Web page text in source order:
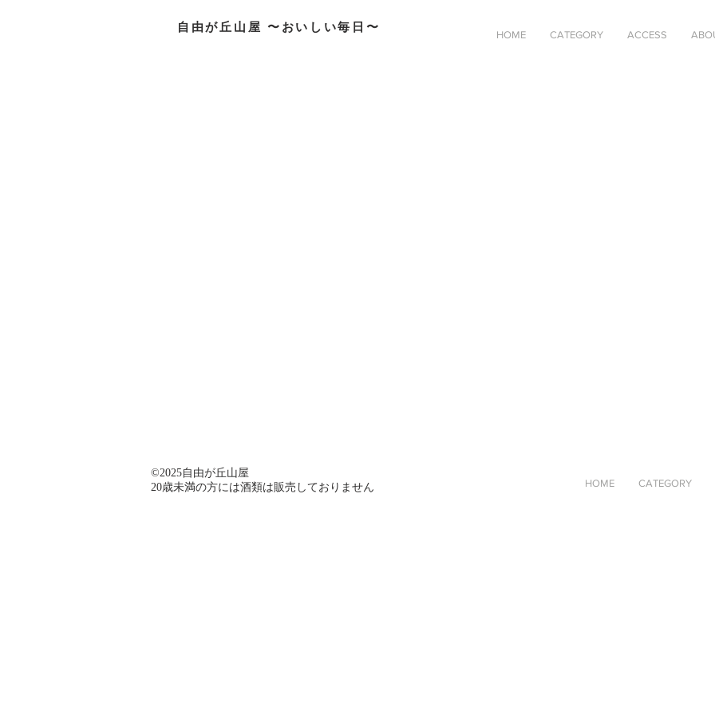
自由が丘山屋 〜おいしい毎日〜
HOME CATEGORY ACCESS
©️2025自由が丘山屋
​20歳未満の方には酒類は販売しておりません
HOME CATEGORY